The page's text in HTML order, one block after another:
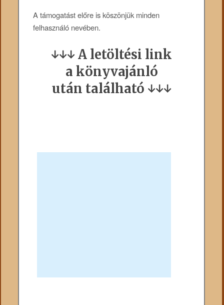
A támogatást előre is köszönjük minden
felhasználó nevében.
↓↓↓ A letöltési link
a könyvajánló
után található ↓↓↓